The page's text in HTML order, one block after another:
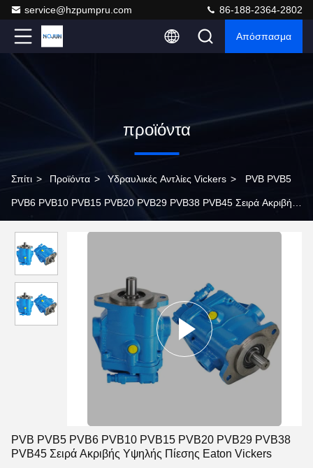
service@hzpumpru.com 86-188-2364-2802
Απόσπασμα
προϊόντα
Σπίτι > Προϊόντα > Υδραυλικές Αντλίες Vickers > PVB PVB5
PVB6 PVB10 PVB15 PVB20 PVB29 PVB38 PVB45 Σειρά Ακριβής
PVB PVB5 PVB6 PVB10 PVB15 PVB20 PVB29 PVB38
PVB45 Σειρά Ακριβής Υψηλής Πίεσης Eaton Vickers